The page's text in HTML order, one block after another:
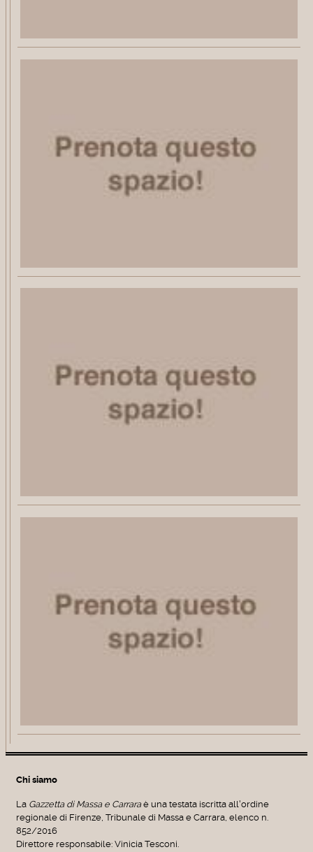
Chi siamo
La Gazzetta di Massa e Carraraè una testata iscritta all'ordine
regionale di Firenze, Tribunale di Massa e Carrara, elenco n.
852/2016
Direttore responsabile: Vinicia Tesconi.